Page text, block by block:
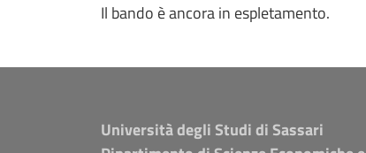
Il bando è ancora in espletamento.
Università degli Studi di Sassari